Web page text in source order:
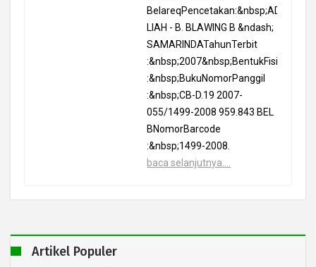
BelareqPencetakan:&nbsp;ADRIANUS
LIAH - B. BLAWING B &ndash;
SAMARINDATahunTerbit
:&nbsp;2007&nbsp;BentukFisik
:&nbsp;BukuNomorPanggil
:&nbsp;CB-D.19 2007-
055/1499-2008 959.843 BEL
BNomorBarcode
:&nbsp;1499-2008.
baca selanjutnya....
Artikel Populer